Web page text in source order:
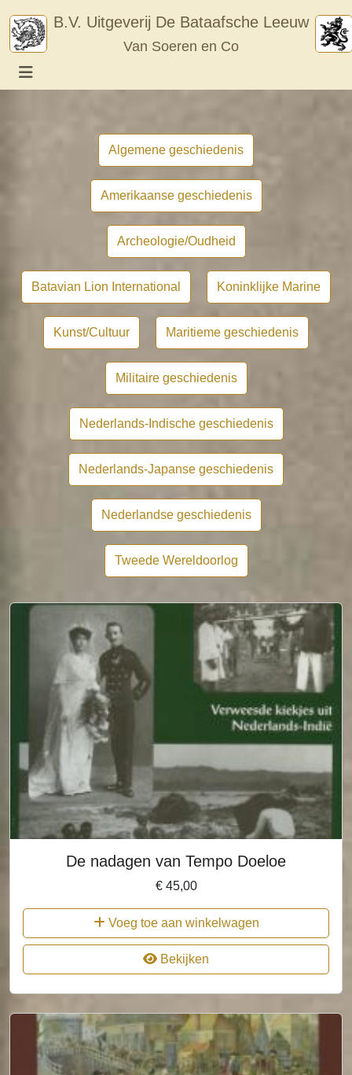
content
B.V. Uitgeverij De Bataafsche Leeuw
Van Soeren en Co
Algemene geschiedenis
Amerikaanse geschiedenis
Archeologie/Oudheid
Batavian Lion International Koninklijke Marine
Kunst/Cultuur Maritieme geschiedenis
Militaire geschiedenis
Nederlands-Indische geschiedenis
Nederlands-Japanse geschiedenis
Nederlandse geschiedenis
Tweede Wereldoorlog
De nadagen van Tempo Doeloe
€45,00
Voeg toe aan winkelwagen
Bekijken